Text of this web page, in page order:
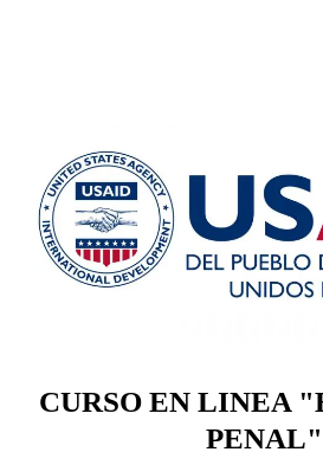
CURSO EN LINEA
PENAL"